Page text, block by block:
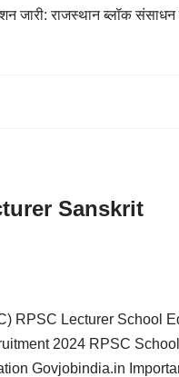
जारी: राजस्थान ब्लॉक संसाधन
Sanskrit
RPSC Lecturer School
2024 RPSC
Govjobindia.in